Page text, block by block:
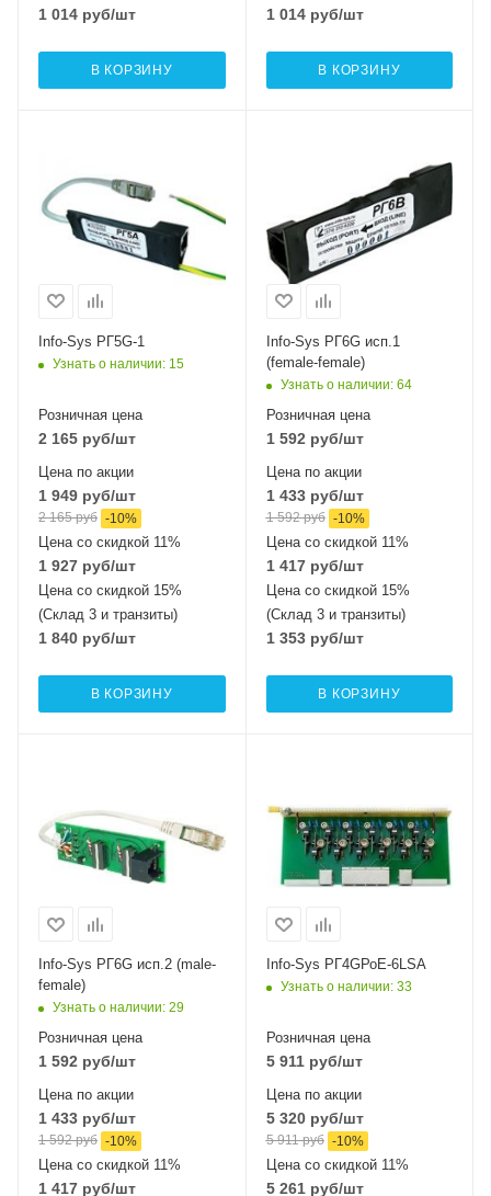
1 014 руб/шт
В КОРЗИНУ
1 014руб/шт
В КОРЗИНУ
Info-Sys РГ5G-1
Узнать о наличии: 15
Розничная цена
2 165 руб/шт
Цена по акции
1 949 руб/шт
2 165руб -10%
Цена со скидкой 11%
1 927 руб/шт
Цена со скидкой 15%
(Склад 3 и транзиты)
1 840 руб/шт
В КОРЗИНУ
Info-Sys РГ6G исп.1
(female-female)
Узнать о наличии: 64
Розничная цена
1 592 руб/шт
Цена по акции
1 433руб/шт
1 592руб -10%
Цена со скидкой 11%
1 417руб/шт
Цена со скидкой 15%
(Склад 3 и транзиты)
1 353руб/шт
В КОРЗИНУ
Info-Sys РГ6G исп.2 (male-
female)
Узнать о наличии: 29
Розничная цена
1 592 руб/шт
Цена по акции
1 433 руб/шт
1 592руб -10%
Цена со скидкой 11%
1 417 руб/шт
Info-Sys РГ4GРоЕ-6LSA
Узнать о наличии: 33
Розничная цена
5 911руб/шт
Цена по акции
5 320руб/шт
5 911руб -10%
Цена со скидкой 11%
5 261руб/шт